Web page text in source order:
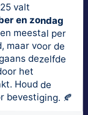
valt
en zondag
meestal per
maar voor de
dezelfde
het
Houd de
bevestiging. 🍂